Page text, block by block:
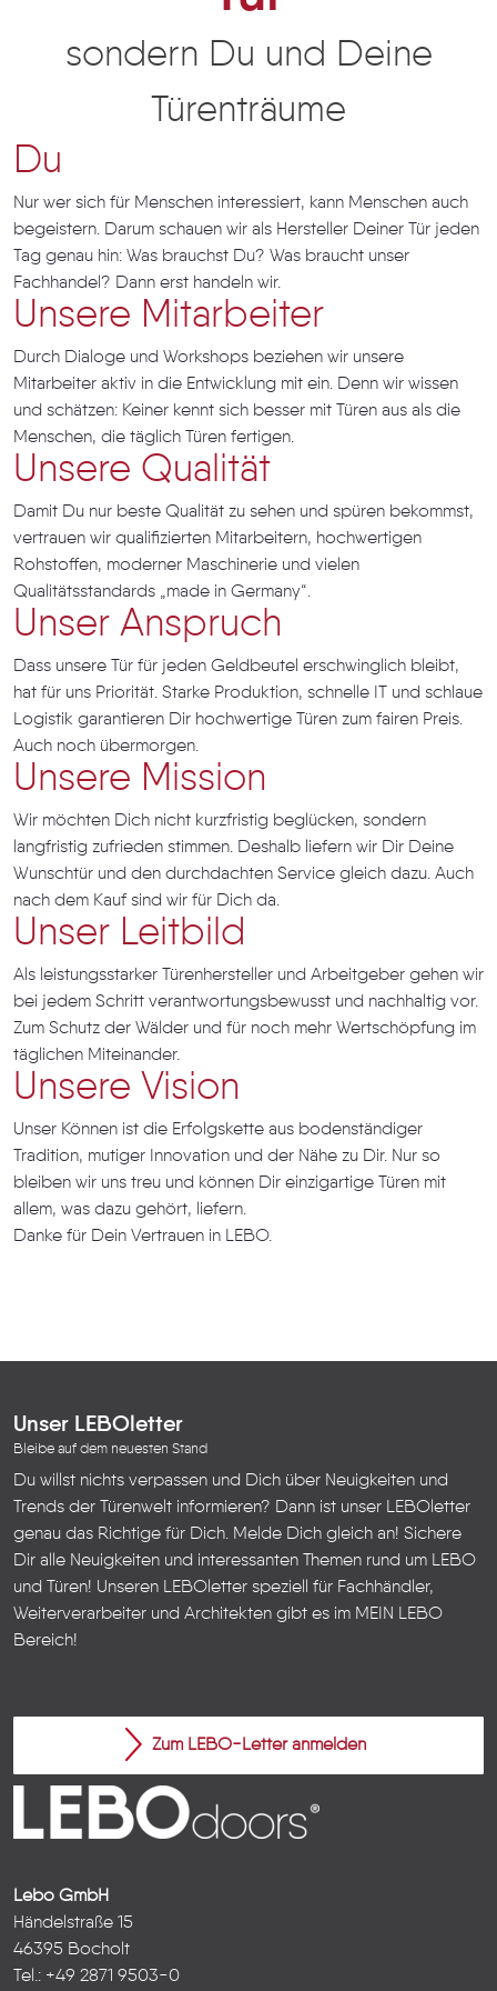
sondern Du und Deine
Türenträume
Du
Nur wer sich für Menschen interessiert, kann Menschen auch
begeistern. Darum schauen wir als Hersteller Deiner Tür jeden
Tag genau hin: Was brauchst Du? Was braucht unser
Fachhandel? Dann erst handeln wir.
Unsere Mitarbeiter
Durch Dialoge und Workshops beziehen wir unsere
Mitarbeiter aktiv in die Entwicklung mit ein. Denn wir wissen
und schätzen: Keiner kennt sich besser mit Türen aus als die
Menschen, die täglich Türen fertigen.
Unsere Qualität
Damit Du nur beste Qualität zu sehen und spüren bekommst,
vertrauen wir qualifizierten Mitarbeitern, hochwertigen
Rohstoffen, moderner Maschinerie und vielen
Qualitätsstandards „made in Germany“.
Unser Anspruch
Dass unsere Tür für jeden Geldbeutel erschwinglich bleibt,
hat für uns Priorität. Starke Produktion, schnelle IT und schlaue
Logistik garantieren Dir hochwertige Türen zum fairen Preis.
Auch noch übermorgen.
Unsere Mission
Wir möchten Dich nicht kurzfristig beglücken, sondern
langfristig zufrieden stimmen. Deshalb liefern wir Dir Deine
Wunschtür und den durchdachten Service gleich dazu. Auch
nach dem Kauf sind wir für Dich da.
Unser Leitbild
Als leistungsstarker Türenhersteller und Arbeitgeber gehen wir
bei jedem Schritt verantwortungsbewusst und nachhaltig vor.
Zum Schutz der Wälder und für noch mehr Wertschöpfung im
täglichen Miteinander.
Unsere Vision
Unser Können ist die Erfolgskette aus bodenständiger
Tradition, mutiger Innovation und der Nähe zu Dir. Nur so
bleiben wir uns treu und können Dir einzigartige Türen mit
allem, was dazu gehört, liefern.
Danke für Dein Vertrauen in LEBO.
Unser LEBOletter
Bleibe auf dem neuesten Stand
Du willst nichts verpassen und Dich über Neuigkeiten und
Trends der Türenwelt informieren? Dann ist unser LEBOletter
genau das Richtige für Dich. Melde Dich gleich an! Sichere
Dir alle Neuigkeiten und interessanten Themen rund um LEBO
und Türen! Unseren LEBOletter speziell für Fachhändler,
Weiterverarbeiter und Architekten gibt es im MEIN LEBO
Bereich!
Zum LEBO-Letter anmelden
Lebo GmbH
Händelstraße 15
46395 Bocholt
Tel.: +49 2871 9503-0